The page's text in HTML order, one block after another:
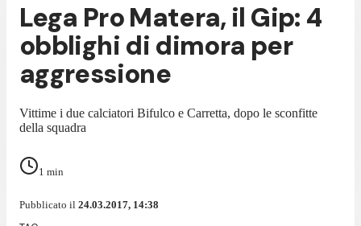
Lega Pro Matera, il Gip: 4
obblighi di dimora per
aggressione
Vittime i due calciatori Bifulco e Carretta, dopo le sconfitte
della squadra
1 min
Pubblicato il 24.03.2017, 14:38